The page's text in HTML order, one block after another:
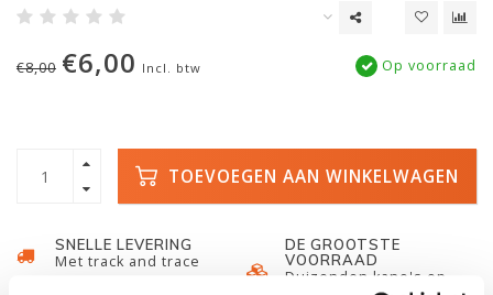
€8,00 €6,00 Incl. btw Op voorraad
TOEVOEGEN AAN WINKELWAGEN
SNELLE LEVERING
Met track and trace
DE GROOTSTE
VOORRAAD
Duizenden kano's op